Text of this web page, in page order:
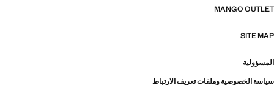
MANGO OUTLET
SITE MAP
المسؤولية
سياسة الخصوصية وملفات تعريف الارتباط